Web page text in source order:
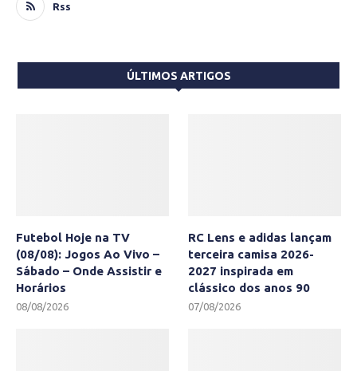
Rss
ÚLTIMOS ARTIGOS
Futebol Hoje na TV
(08/08): Jogos Ao Vivo –
Sábado – Onde Assistir e
Horários
08/08/2026
RC Lens e adidas lançam
terceira camisa 2026-
2027 inspirada em
clássico dos anos 90
07/08/2026